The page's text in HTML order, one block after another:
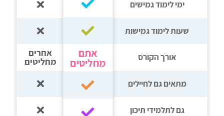
ימי לימוד גמישים
שעות לימוד גמישות
אורך הקורס
מתאים גם לחיילים
גם לתלמידי תיכון‎‏
אתם
מחליטים
אחרים
מחליטים